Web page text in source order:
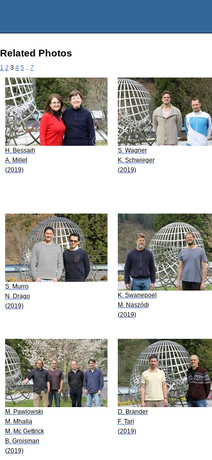
Related Photos
1 2 3 4 5 7
H. Bessaih
A. Millet
(2019)
S. Wagner
K. Schwieger
(2019)
S. Murro
N. Drago
(2019)
K. Swanepoel
M. Naszódi
(2019)
M. Pawlowski
M. Mhalla
M. Mc Gettrick
B. Groisman
(2019)
D. Brander
F. Tari
(2019)